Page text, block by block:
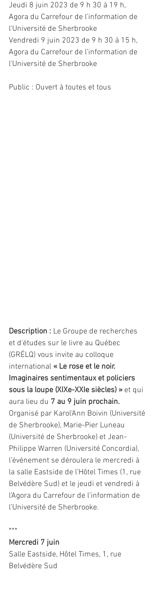
Jeudi 8 juin 2023 de 9 h 30 à 19 h,
Agora du Carrefour de l'information de
l'Université de Sherbrooke
Vendredi 9 juin 2023 de 9 h 30 à 15 h,
Agora du Carrefour de l'information de
l'Université de Sherbrooke
Public : Ouvert à toutes et tous
Description : Le Groupe de recherches
et d'études sur le livre au Québec
(GRÉLQ) vous invite au colloque
international « Le rose et le noir.
Imaginaires sentimentaux et policiers
sous la loupe (XIXe-XXIe siècles) » et qui
aura lieu du 7 au 9 juin prochain.
Organisé par Karol'Ann Boivin (Université
de Sherbrooke), Marie-Pier Luneau
(Université de Sherbrooke) et Jean-
Philippe Warren (Université Concordia),
l’événement se déroulera le mercredi à
la salle Eastside de l’Hôtel Times (1, rue
Belvédère Sud) et le jeudi et vendredi à
l’Agora du Carrefour de l’information de
l’Université de Sherbrooke.
***
Mercredi 7 juin
Salle Eastside, Hôtel Times, 1, rue
Belvédère Sud